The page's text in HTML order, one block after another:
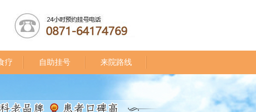
疗 自助挂号 来院路线